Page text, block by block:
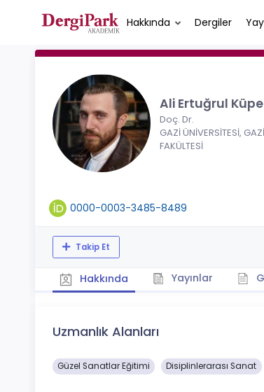
Hakkında Dergiler
Ali Ertuğrul
Doç. Dr.
GAZİ ÜNİVERSİTESİ,
FAKÜLTESİ
0000-0003-3485-8489
Takip Et
Hakkında Yayınlar
Uzmanlık Alanları
Güzel Sanatlar Eğitimi Disiplinlerarası Sanat